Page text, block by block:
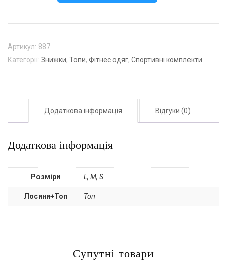
Артикул: 887
Категорії: Знижки, Топи, Фітнес одяг, Спортивні комплекти
Додаткова інформація Відгуки (0)
Додаткова інформація
Розміри L, M, S
Лосини+Топ Топ
Супутні товари